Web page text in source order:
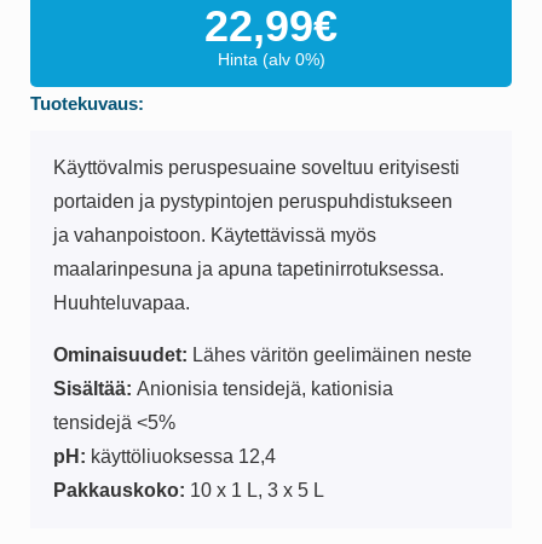
22,99€
Hinta (alv 0%)
Tuotekuvaus:
Käyttövalmis peruspesuaine soveltuu erityisesti
portaiden ja pystypintojen peruspuhdistukseen
ja vahanpoistoon. Käytettävissä myös
maalarinpesuna ja apuna tapetinirrotuksessa.
Huuhteluvapaa.
Ominaisuudet: Lähes väritön geelimäinen neste
Sisältää: Anionisia tensidejä, kationisia
tensidejä <5%
pH: käyttöliuoksessa 12,4
Pakkauskoko: 10 x 1 L, 3 x 5 L